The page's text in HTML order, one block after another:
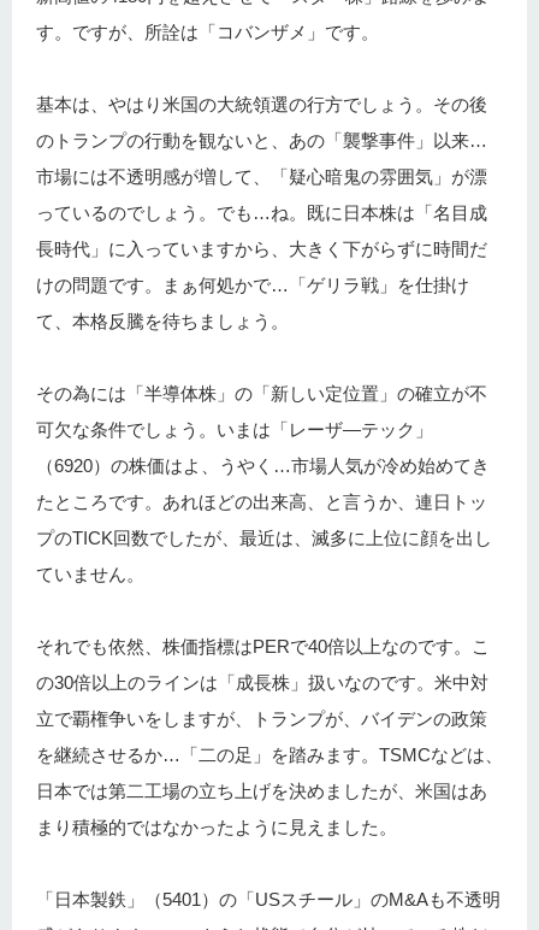
す。ですが、所詮は「コバンザメ」です。
基本は、やはり米国の大統領選の行方でしょう。その後
のトランプの行動を観ないと、あの「襲撃事件」以来…
市場には不透明感が増して、「疑心暗鬼の雰囲気」が漂
っているのでしょう。でも…ね。既に日本株は「名目成
長時代」に入っていますから、大きく下がらずに時間だ
けの問題です。まぁ何処かで…「ゲリラ戦」を仕掛け
て、本格反騰を待ちましょう。
その為には「半導体株」の「新しい定位置」の確立が不
可欠な条件でしょう。いまは「レーザ―テック」
（6920）の株価はよ、うやく…市場人気が冷め始めてき
たところです。あれほどの出来高、と言うか、連日トッ
プのTICK回数でしたが、最近は、滅多に上位に顔を出し
ていません。
それでも依然、株価指標はPERで40倍以上なのです。こ
の30倍以上のラインは「成長株」扱いなのです。米中対
立で覇権争いをしますが、トランプが、バイデンの政策
を継続させるか…「二の足」を踏みます。TSMCなどは、
日本では第二工場の立ち上げを決めましたが、米国はあ
まり積極的ではなかったように見えました。
「日本製鉄」（5401）の「USスチール」のM&Aも不透明